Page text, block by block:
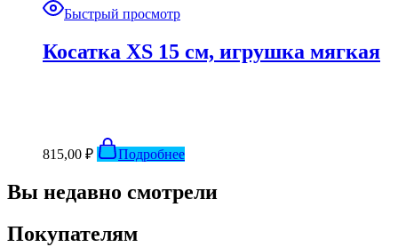
Быстрый просмотр
Косатка XS 15 см, игрушка мягкая
815,00 ₽ Подробнее
Вы недавно смотрели
Покупателям